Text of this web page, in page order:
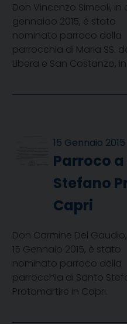
Don Vincenzo Simeoli, in
gennaioo 2015, è stato
nominato parroco della
parrocchia di Maria SS.
Libera e San Costanzo,
15 Gennaio 2015
Parroco
Stefano
Capri
Don Carmine Del
15 Gennaio 2015, è stato
nominato parroco della
parrocchia di Santo
Protomartire in Capri.